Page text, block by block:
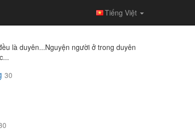
Tiếng Việt
là duyên...Nguyện người ở trong duyên
30